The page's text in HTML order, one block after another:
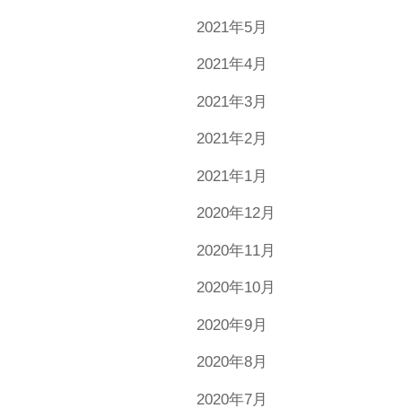
2021年5月
2021年4月
2021年3月
2021年2月
2021年1月
2020年12月
2020年11月
2020年10月
2020年9月
2020年8月
2020年7月